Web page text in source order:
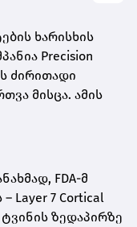
ხარისხის
Precision
ძირითადი
მისცა. ამის
FDA-მ
Layer 7 Cortical
ზედაპირზე